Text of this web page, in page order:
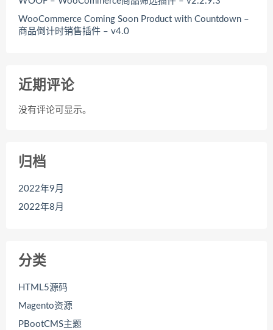
WooCommerce Coming Soon Product with Countdown –
商品倒计时销售插件 – v4.0
近期评论
没有评论可显示。
归档
2022年9月
2022年8月
分类
HTML5源码
Magento资源
PBootCMS主题